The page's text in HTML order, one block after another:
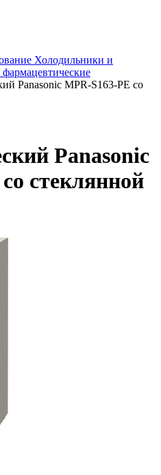
Холодильники и
Panasonic MPR-S163-PE со
Panasonic
стеклянной